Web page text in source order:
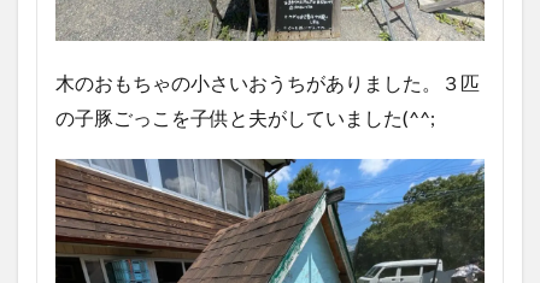
木のおもちゃの小さいおうちがありました。３匹
の子豚ごっこを子供と夫がしていました(^^;